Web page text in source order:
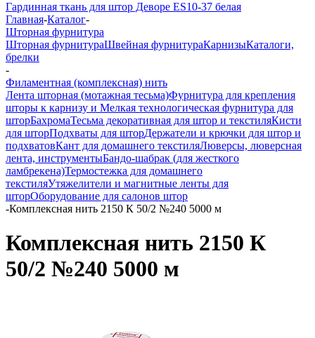
Гардинная ткань для штор Деворе ES10-37 белая
Главная-Каталог-
Шторная фурнитура
Шторная фурнитураШвейная фурнитураКарнизыКаталоги,
брелки
-
Филаментная (комплексная) нить
Лента шторная (мотажная тесьма)Фурнитура для крепления
шторы к карнизу и Мелкая технологическая фурнитура для
шторБахромаТесьма декоративная для штор и текстиляКисти
для шторПодхваты для шторДержатели и крючки для штор и
подхватовКант для домашнего текстиляЛюверсы, люверсная
лента, инструментыБандо-шабрак (для жесткого
ламбрекена)Термостежка для домашнего
текстиляУтяжелители и магнитные ленты для
шторОборудование для салонов штор
-Комплексная нить 2150 К 50/2 №240 5000 м
Комплексная нить 2150 К
50/2 №240 5000 м